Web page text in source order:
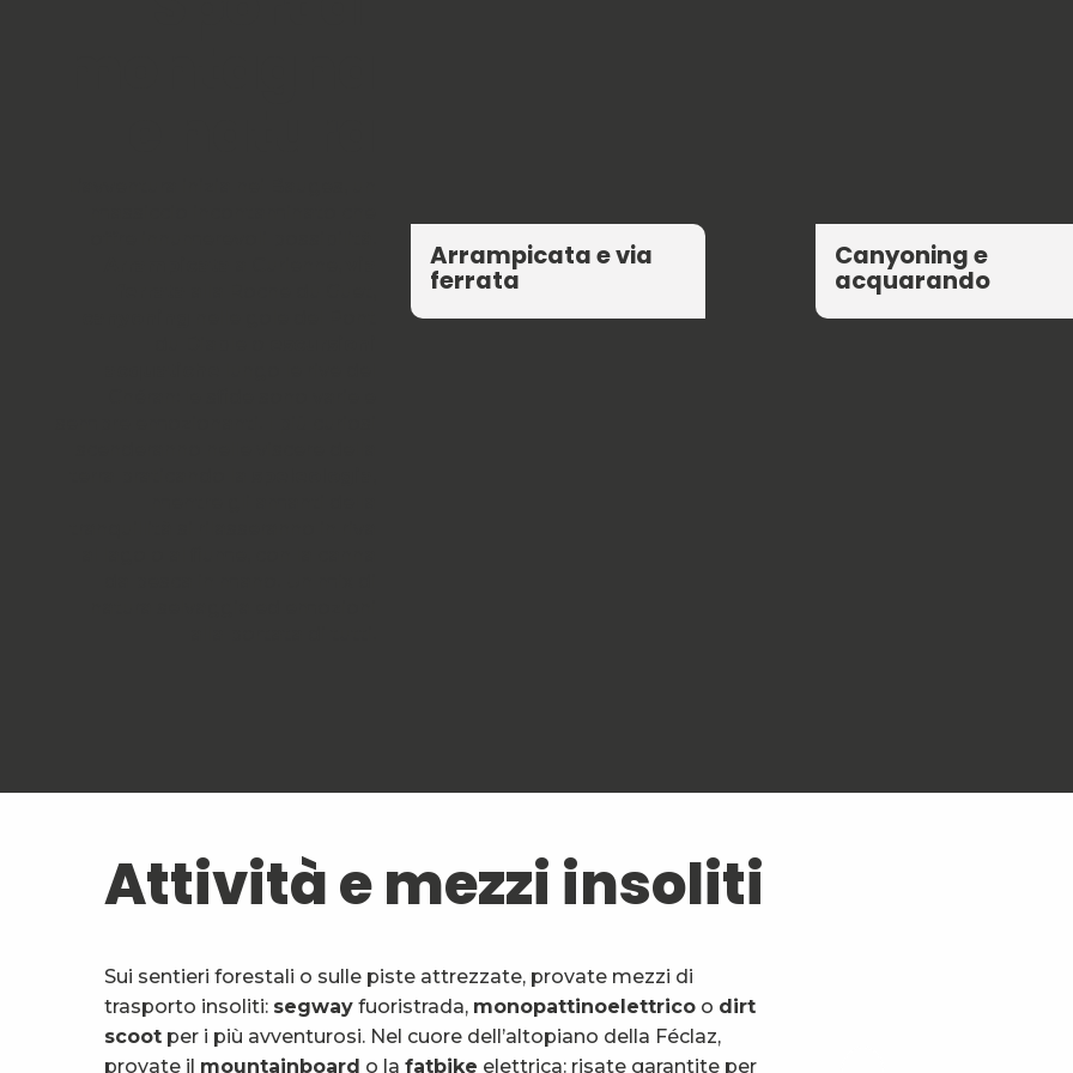
Arrampicata e via
ferrata
Canyoning e
acquarando
Attività e mezzi insoliti
Sui sentieri forestali o sulle piste attrezzate, provate mezzi di
trasporto insoliti: segway fuoristrada, monopattinoelettrico o dirt
scoot per i più avventurosi. Nel cuore dell’altopiano della Féclaz,
provate il mountainboard o la fatbike elettrica: risate garantite per